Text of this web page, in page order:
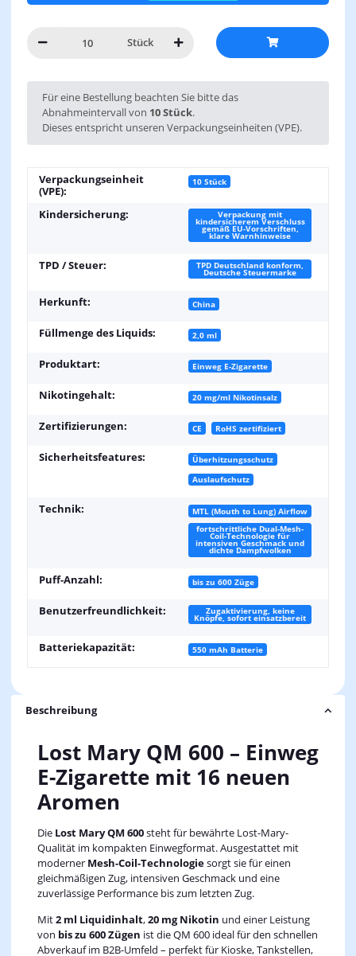
Stück
x
Für eine Bestellung beachten Sie bitte das
Abnahmeintervall von 10 Stück.
Dieses entspricht unseren Verpackungseinheiten (VPE).
Verpackungseinheit
(VPE):
10 Stück
Kindersicherung: Verpackung mit
kindersicherem Verschluss
gemäß EU-Vorschriften,
klare Warnhinweise
TPD / Steuer: TPD Deutschland konform,
Deutsche Steuermarke
Herkunft: China
Füllmenge des Liquids: 2,0 ml
Produktart: Einweg E-Zigarette
Nikotingehalt: 20 mg/ml Nikotinsalz
Zertifizierungen: CE RoHS zertifiziert
Sicherheitsfeatures:
Überhitzungsschutz
Auslaufschutz
Technik:
MTL (Mouth to Lung) Airflow
fortschrittliche Dual-Mesh-
Coil-Technologie für
intensiven Geschmack und
dichte Dampfwolken
Puff-Anzahl: bis zu 600 Züge
Benutzerfreundlichkeit: Zugaktivierung, keine
Knöpfe, sofort einsatzbereit
Batteriekapazität: 550 mAh Batterie
Beschreibung
Lost Mary QM 600 – Einweg
E-Zigarette mit 16 neuen
Aromen
Die Lost Mary QM 600steht für bewährte Lost-Mary-
Qualität im kompakten Einwegformat. Ausgestattet mit
moderner Mesh-Coil-Technologiesorgt sie für einen
gleichmäßigen Zug, intensiven Geschmack und eine
zuverlässige Performance bis zum letzten Zug.
Mit2 ml Liquidinhalt,20 mg Nikotin und einer Leistung
von bis zu 600 Zügen ist die QM 600 ideal für den schnellen
Abverkauf im B2B-Umfeld – perfekt für Kioske, Tankstellen,